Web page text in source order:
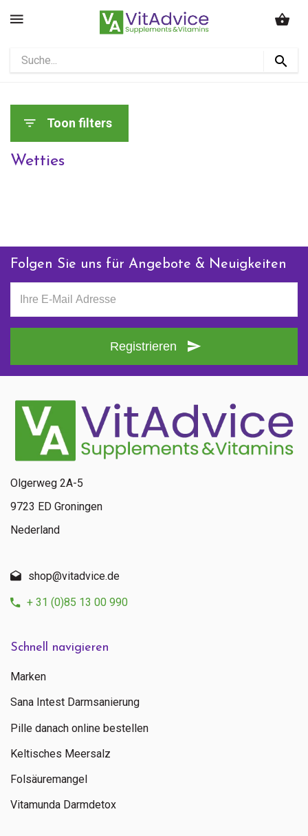
Toon filters
Wetties
Folgen Sie uns für Angebote & Neuigkeiten
Registrieren
Schnell navigieren
Marken
Sana Intest Darmsanierung
Pille danach online bestellen
Keltisches Meersalz
Folsäuremangel
Vitamunda Darmdetox
Olgerweg 2A-5
9723 ED Groningen
Nederland
shop@vitadvice.de
+ 31 (0)85 13 00 990